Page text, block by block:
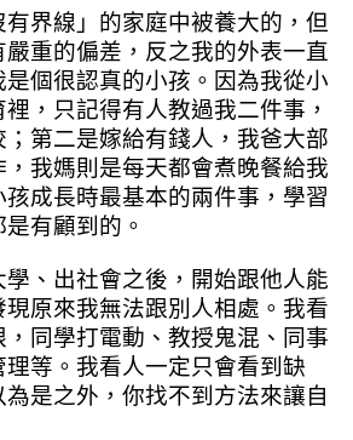
界線」的家庭中被養大的，但
重的偏差，反之我的外表一直
個很認真的小孩。因為我從小
，只記得有人教過我二件事，
第二是嫁給有錢人，我爸大部
我媽則是每天都會煮晚餐給我
成長時最基本的兩件事，學習
有顧到的。
、出社會之後，開始跟他人能
原來我無法跟別人相處。我看
同學打電動、教授鬼混、同事
等。我看人一定只會看到缺
是之外，你找不到方法來讓自